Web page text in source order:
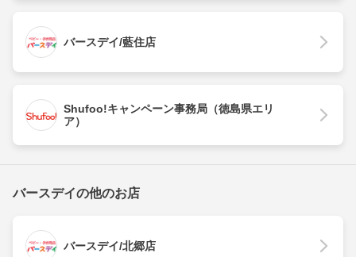
バースデイ/藍住店
Shufoo!キャンペーン事務局（徳島県エリ
ア）
バースデイの他のお店
バースデイ/北郷店